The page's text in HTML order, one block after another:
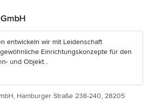
entwickeln wir mit Leidenschaft
Einrichtungskonzepte für den
und Objekt...
Hamburger Straße 238-240, 28205